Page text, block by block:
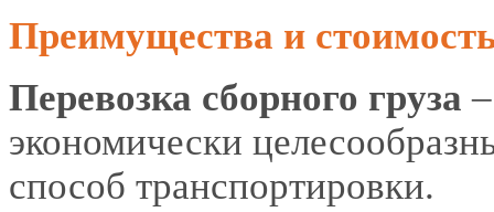
Преимущества и
Перевозка сборного груза
экономически
способ транспортировки.